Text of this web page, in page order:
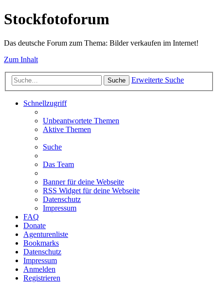
Stockfotoforum
Das deutsche Forum zum Thema: Bilder verkaufen im Internet!
Zum Inhalt
Suche Erweiterte Suche
Schnellzugriff
Unbeantwortete Themen
Aktive Themen
Suche
Das Team
Banner für deine Webseite
RSS Widget für deine Webseite
Datenschutz
Impressum
FAQ
Donate
Agenturenliste
Bookmarks
Datenschutz
Impressum
Anmelden
Registrieren